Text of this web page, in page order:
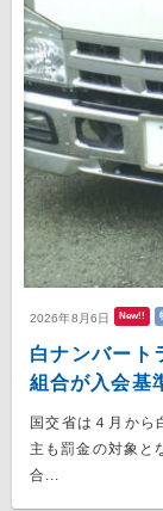
2026年8月6日 New!!
白ナンバー
組合が入会基
国交省は４月から
主も罰金の対象と
合...